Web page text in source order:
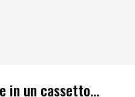
in un cassetto…